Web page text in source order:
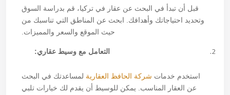
قبل أن تبدأ في البحث عن عقار في تركيا، قم بدراسة السوق
وتحديد احتياجاتك وأهدافك. ابحث عن المناطق التي تناسبك من
حيث الموقع والسعر والمميزات.
التعامل مع وسيط عقاري:
استخدم خدمات شركة الحافظ العقارية لمساعدتك في البحث
عن العقار المناسب. يمكن للوسيط أن يقدم لك خيارات تلبي